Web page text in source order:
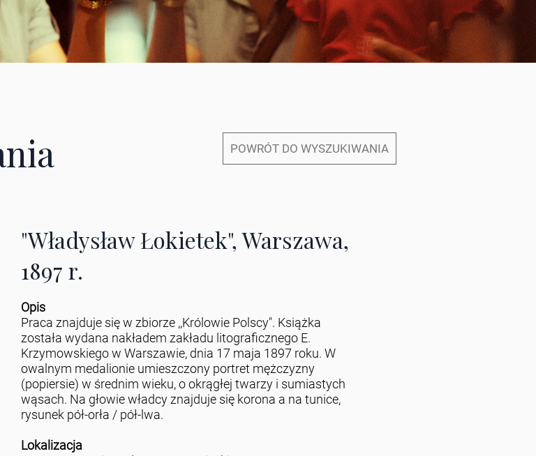
POWRÓT DO WYSZUKIWANIA
"Władysław Łokietek", Warszawa,
1897 r.
Opis
Praca znajduje się w zbiorze ,,Królowie Polscy". Książka
została wydana nakładem zakładu litograficznego E.
Krzymowskiego w Warszawie, dnia 17 maja 1897 roku. W
owalnym medalionie umieszczony portret mężczyzny
(popiersie) w średnim wieku, o okrągłej twarzy i sumiastych
wąsach. Na głowie władcy znajduje się korona a na tunice,
rysunek pół-orła / pół-lwa.
Lokalizacja